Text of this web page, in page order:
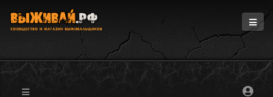
Информация
Магазин